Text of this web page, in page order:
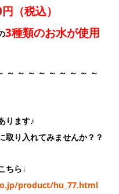
（税込）
3種類のお水が使用
～ ～ ～ ～ ～ ～ ～ ～ ～
ります♪
取り入れてみませんか？？
ちら↓
product/hu_77.html